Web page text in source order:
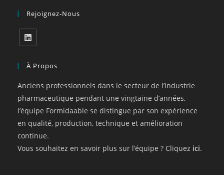
Rejoignez-Nous
À Propos
Anciens professionnels dans le secteur de l’industrie
pharmaceutique pendant une vingtaine d’années,
l’équipe Formidaable se distingue par son expérience
en qualité, production, technique et amélioration
continue.
Vous souhaitez en savoir plus sur l’équipe ? Cliquez ici.